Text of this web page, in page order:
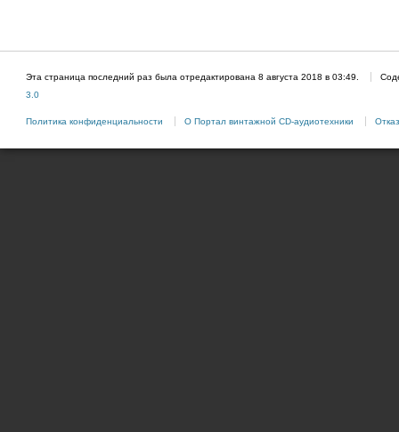
Эта страница последний раз была отредактирована 8 августа 2018 в 03:49.
3.0
Политика конфиденциальности О Портал винтажной CD-аудиотехники